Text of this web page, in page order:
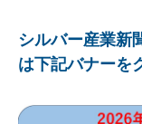
シルバー産業
は下記バナーを